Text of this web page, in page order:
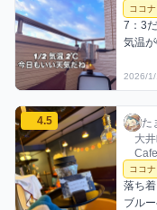
ココ
7：3
気温
2026/1/
たまおのココナッツ
4.5 たま
た
大
利用
ココ
コメ
落ち
ブル
評価